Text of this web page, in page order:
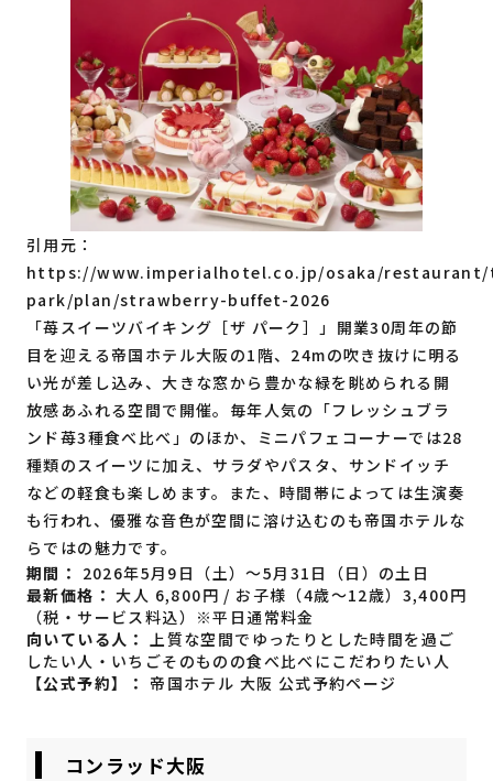
引用元：
https://www.imperialhotel.co.jp/osaka/
park/plan/strawberry-buffet-2026
「苺スイーツバイキング［ザ パーク］」開業30周年の節
目を迎える帝国ホテル大阪の1階、24mの吹き抜けに明る
い光が差し込み、大きな窓から豊かな緑を眺められる開
放感あふれる空間で開催。毎年人気の「フレッシュブラ
ンド苺3種食べ比べ」のほか、ミニパフェコーナーでは28
種類のスイーツに加え、サラダやパスタ、サンドイッチ
などの軽食も楽しめます。また、時間帯によっては生演奏
も行われ、優雅な音色が空間に溶け込むのも帝国ホテルな
らではの魅力です。
期間： 2026年5月9日（土）～5月31日（日）の土日
最新価格： 大人 6,800円 / お子様（4歳〜12歳）3,400円
（税・サービス料込）※平日通常料金
向いている人： 上質な空間でゆったりとした時間を過ご
したい人・いちごそのものの食べ比べにこだわりたい人
【公式予約】： 帝国ホテル 大阪 公式予約ページ
コンラッド大阪